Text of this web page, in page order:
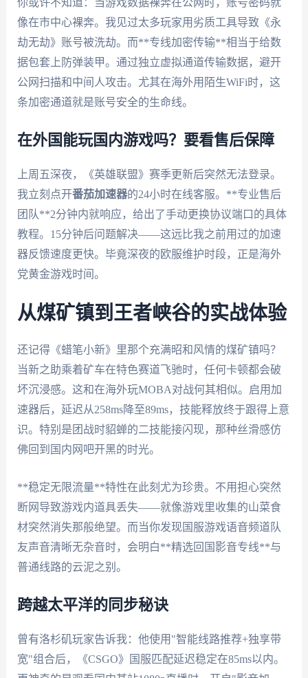
你或许不知道：当游戏数据裸奔在公网时，账号密码就
像在市中心裸奔。我见过太多玩家用劣质工具导致《永
劫无劫》账号被洗劫。而**专线加密传输**相当于给数
据包套上防弹装甲。通过独立虚拟通道传输数据，避开
公网扫描和中间人攻击。尤其在海外用陌生WiFi时，这
条加密通道就是账号安全的生命线。
在外国能玩国内游戏吗？要看售后保障
上周五深夜，《英雄联盟》赛季更新后突然无法登录。
我立刻点开番茄加速器的24小时在线客服。**专业售后
团队**2分钟内就响应，给出了手动更换协议端口的具体
教程。15分钟后问题解决——这远比我之前用过的加速
器反馈速度更快。毕竟深夜的欧服维护时段，正是海外
党黄金游戏时间。
从煤矿镇到王者峡谷的实战体验
还记得《蜡笔小新》里那个充满昭和风情的煤矿镇吗？
当新之助乘着矿车在特色赛道飞驰时，任何卡顿都会破
坏沉浸感。这和在海外玩MOBA对战何其相似。启用加
速器后，延迟从258ms降至89ms，技能释放终于跟得上意
识。特别是团战时貂蝉的二技能接闪现，那种丝滑感仿
佛回到国内网吧开黑的时光。
**稳定无限流量**特性在此刻尤为珍贵。不用担心突然
断网导致游戏内道具丢失——就像游戏里收集的山菜食
材突然消失那般绝望。而当你发现国服游戏语音频道队
友声音清晰无杂音时，会明白**精选回国影音专线**与
普通线路的云泥之别。
跨越太平洋的同步秘诀
曾有洛杉矶玩家告诉我：他使用"智能线路推荐+独享带
宽"组合后，《CSGO》国服匹配延迟稳定在85ms以内。